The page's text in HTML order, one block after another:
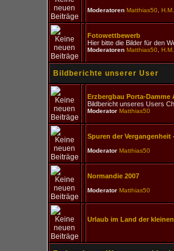
Moderatoren Matthias50, H.M.
Fotowettbewerb
Hier bitte die Bilder für den
Moderatoren Matthias50, H.M.
Bildberichte unserer User
Erzbergbau Porta-Damme
Bildbericht unseres Users
Moderator Matthias50
Spuren der Vergangenheit
Moderator Matthias50
Normandie 2007
Moderator Matthias50
Urlaub im Land der